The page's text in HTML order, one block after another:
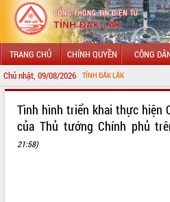
TRANG CHỦ CHÍNH QUYỀN CÔNG
Chủ nhật, 09/08/2026
TIN ĐIỆN TỬ TỈNH ĐẮK LẮK
LÃNH ĐẠO UBND TỈNH
Tình hình triển khai thực hiện
của Thủ tướng Chính phủ
21:58)